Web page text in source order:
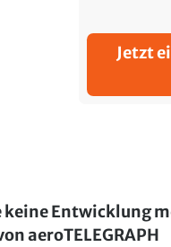
Jetzt
keine Entwicklung
aeroTELEGRAPH